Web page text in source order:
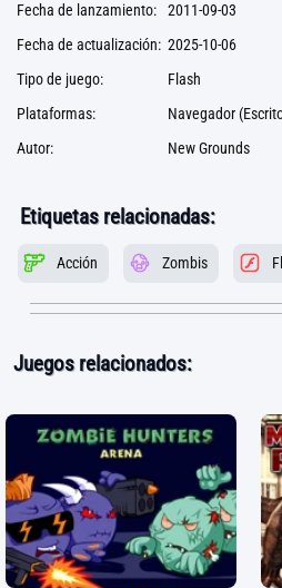
Fecha de lanzamiento: 2011-09-03
Fecha de actualización: 2025-10-06
Tipo de juego:
Flash
Plataformas:
Navegador
Autor:
New Grounds
Etiquetas relacionadas:
Acción Zombis
Juegos relacionados: